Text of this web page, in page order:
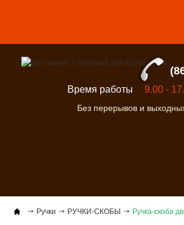
Время работы 9.00 -
Без перерывов и
Ручки РУЧКИ-СКОБЫ Ручка-скоба